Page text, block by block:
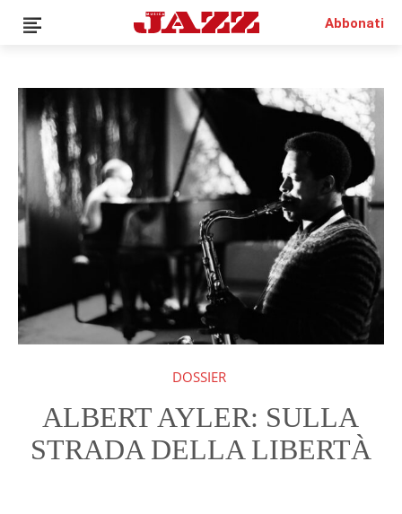
QUESTO È UN CONTENUTO PREMIUM!
ABBONATI!
SE SEI GIÀ ABBONATO ACCEDI CON LA TUA USER E
PASSWORD!
Abbonati
DOSSIER
ALBERT AYLER: SULLA
STRADA DELLA LIBERTÀ